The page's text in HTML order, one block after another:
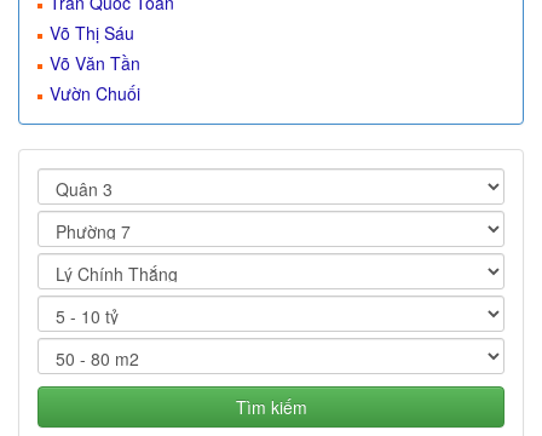
Võ Thị Sáu
Võ Văn Tần
Vườn Chuối
Tìm kiếm